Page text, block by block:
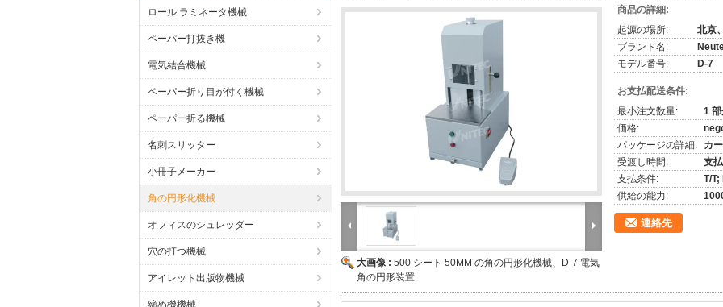
ロール ラミネータ機械
ペーパー打抜き機
電気結合機械
ペーパー折り目が付く機械
ペーパー折る機械
名刺スリッター
小冊子メーカー
角の円形化機械
オフィスのシュレッダー
穴の打つ機械
アイレット出版物機械
締め機機械
大画像 : 500 シート 50MM の角の円形化機械、D-7 電気
角の円形装置
商品の詳細:
起源の場所:
北京
ブランド名:
モデル番号:
D-7
お支払配送条件:
最小注文数量:
1
価格:
パッケージの詳細:
カ
受渡し時間:
支
支払条件:
T/T;
供給の能力:
連絡先